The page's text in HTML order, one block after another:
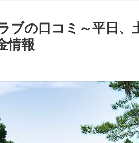
ブの口コミ～平日、
情報